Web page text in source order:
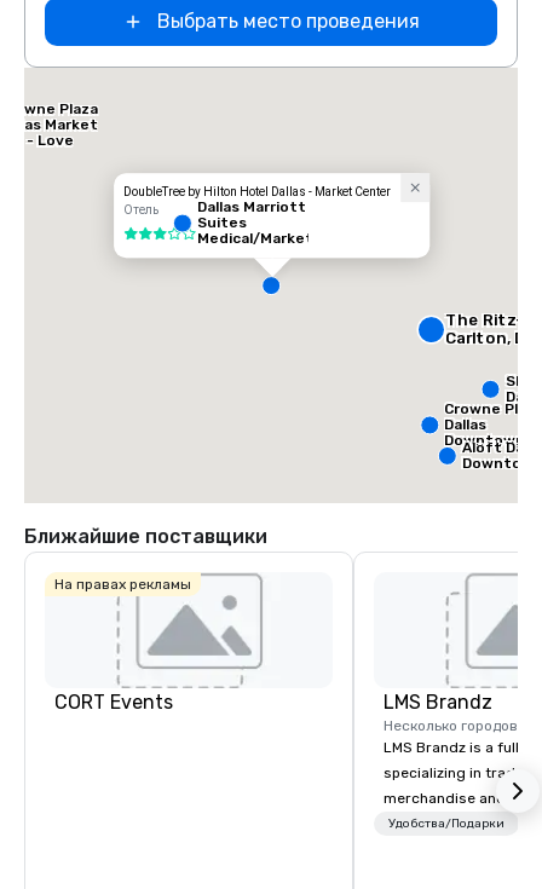
Выбрать место проведения
DoubleTree by Hilton Hotel Dallas - Market Center
Отель
3 из 5
The Ritz-
Carlton,
Crowne
Dallas
Downtown
Plaza
Market
- Love
Dallas Marriott
Suites
Medical/Market
Aloft
Downtown
Ближайшие поставщики
На правах рекламы
CORT Events LMS Brandz
Несколько городов
LMS Brandz is a full-
specializing in trade
merchandise and
booth giveaways and
Удобства/Подарки